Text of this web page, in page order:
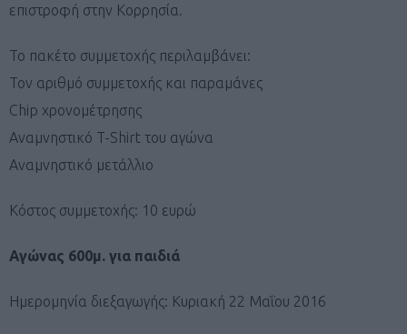
επιστροφή στην Κορρησία.
Το πακέτο συμμετοχής περιλαμβάνει:
Τον αριθμό συμμετοχής και παραμάνες
Chip χρονομέτρησης
Αναμνηστικό T-Shirt του αγώνα
Αναμνηστικό μετάλλιο
Κόστος συμμετοχής: 10 ευρώ
Αγώνας 600μ. για παιδιά
Ημερομηνία διεξαγωγής: Κυριακή 22 Μαΐου 2016